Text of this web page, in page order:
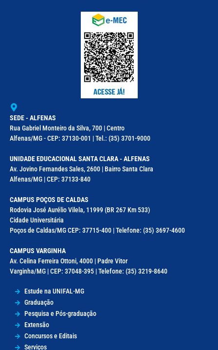
SEDE - ALFENAS
Rua Gabriel Monteiro da Silva, 700 | Centro
Alfenas/MG - CEP: 37130-001 | Tel.: (35) 3701-9000
UNIDADE EDUCACIONAL SANTA CLARA - ALFENAS
Av. Jovino Fernandes Sales, 2600 | Bairro Santa Clara
Alfenas/MG | CEP: 37133-840
CAMPUS POÇOS DE CALDAS
Rodovia José Aurélio Vilela, 11999 (BR 267 Km 533)
Cidade Universitária
Poços de Caldas/MG CEP: 37715-400 | Telefone: (35) 3697-4600
CAMPUS VARGINHA
Av. Celina Ferreira Ottoni, 4000 | Padre Vitor
Varginha/MG | CEP: 37048-395 | Telefone: (35) 3219-8640
Estude na UNIFAL-MG
Graduação
Pesquisa e Pós-graduação
Extensão
Concursos e Editais
Serviços